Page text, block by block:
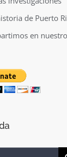
de Puerto
en nuestro